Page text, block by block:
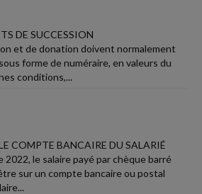
DE SUCCESSION
et de donation doivent normalement
forme de numéraire, en valeurs du
conditions,...
COMPTE BANCAIRE DU SALARIÉ
2022, le salaire payé par chèque barré
sur un compte bancaire ou postal